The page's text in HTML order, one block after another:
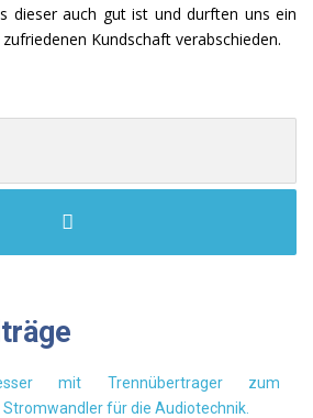
dieser auch gut ist und durften uns ein
Kundschaft verabschieden.
mit Trennübertrager zum
für die Audiotechnik.